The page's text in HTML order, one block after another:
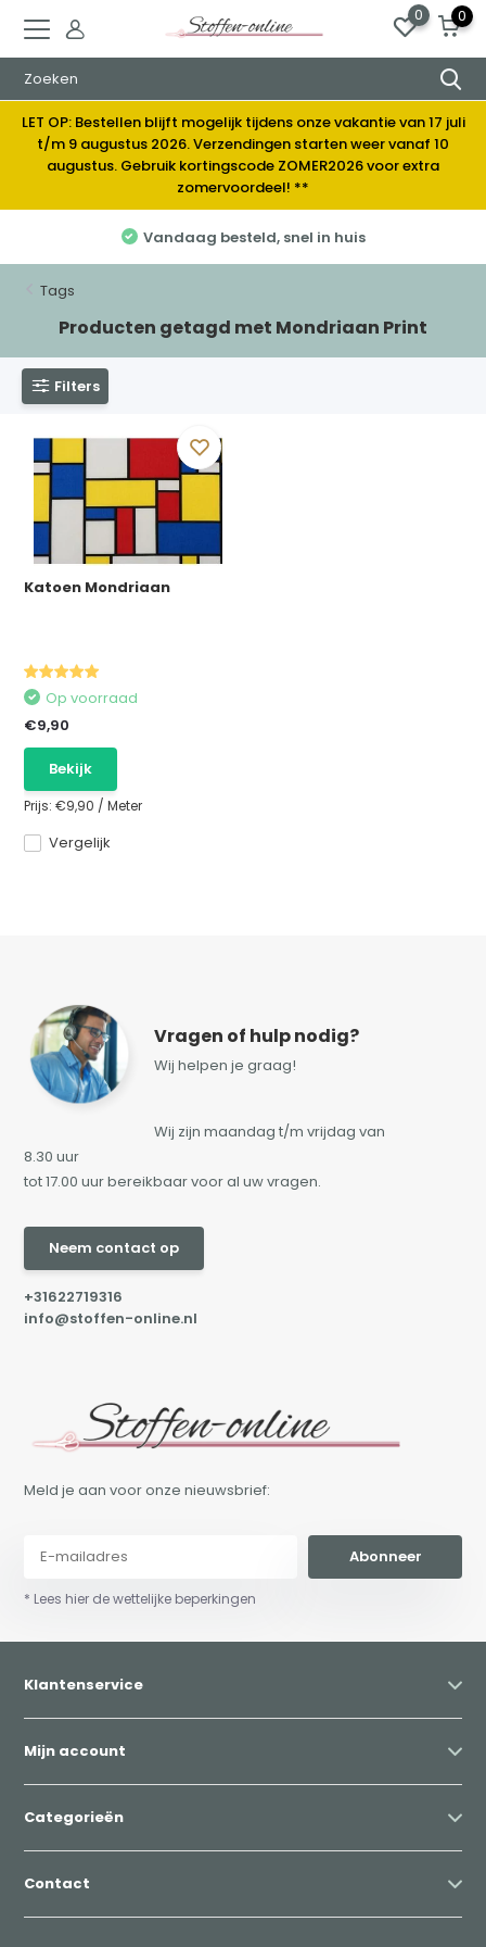
0 0
LET OP: Bestellen blijft mogelijk tijdens onze vakantie van 17 juli
t/m 9 augustus 2026. Verzendingen starten weer vanaf 10
augustus. Gebruik kortingscode ZOMER2026 voor extra
zomervoordeel! **
Vandaag besteld, snel in huis
Tags
Producten getagd met Mondriaan Print
Filters
Katoen Mondriaan
Vergelijk
Op voorraad
€9,90
Bekijk
Prijs:€9,90 /Meter
Vragen of hulp nodig?
Wij helpen je graag!
Wij zijn maandag t/m vrijdag van
8.30 uur
tot 17.00 uur bereikbaar voor al uw vragen.
Neem contact op
+31622719316
info@stoffen-online.nl
Meld je aan voor onze nieuwsbrief:
Abonneer
* Lees hier de wettelijke beperkingen
Klantenservice
Mijn account
Categorieën
Contact